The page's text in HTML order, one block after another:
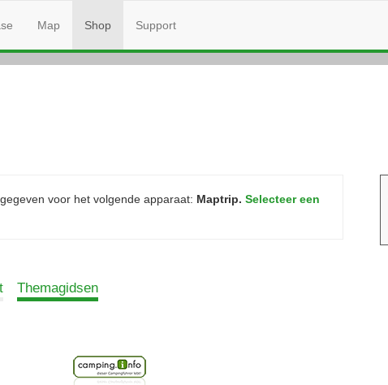
Map Shop Support
voor het volgende apparaat: Maptrip. Selecteer een
Themagidsen